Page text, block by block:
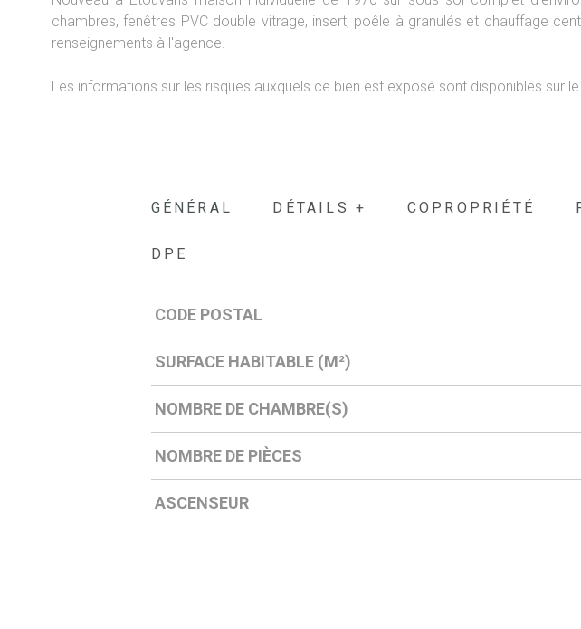
chambres, fenêtres PVC double vitrage, insert, poêle à granulés et chauffage
renseignements à l'agence.
Les informations sur les risques auxquels ce bien est exposé sont disponibles sur
GÉNÉRAL DÉTAILS + COPROPRIÉTÉ
DPE
Caractérisque Valeurs
CODE POSTAL
SURFACE HABITABLE (M²)
NOMBRE DE CHAMBRE(S)
NOMBRE DE PIÈCES
ASCENSEUR